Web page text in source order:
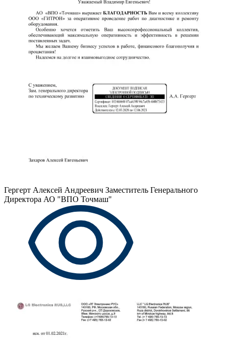
Гергерт Алексей Андреевич Заместитель Генерального
Директора АО "ВПО Точмаш"